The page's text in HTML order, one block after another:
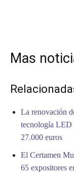
Mas
La renovación
tecnología LED
27.000 euros
El Certamen
65 expositores